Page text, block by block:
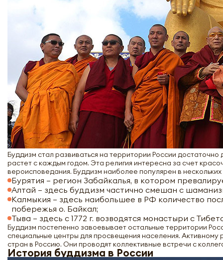
Буддизм стал развиваться на территории России
растет с каждым годом. Эта религия интересна за счет
вероисповедания. Буддизм наиболее популярен в
Бурятия – регион Забайкалья, в котором
Алтай – здесь буддизм частично смешан с
Калмыкия – здесь наибольшее в РФ количество
побережья о. Байкал;
Тыва – здесь с 1772 г. возводятся монастыри с
Буддизм постепенно завоевывает остальные территории
специальные центры для просвещения населения.
стран в Россию. Они проводят коллективные встречи с
История буддизма в России